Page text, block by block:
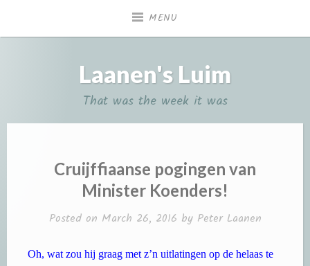
MENU
Laanen's Luim
That was the week it was
Cruijffiaanse pogingen van
Minister Koenders!
Posted on March 26, 2016 by Peter Laanen
Oh, wat zou hij graag met z’n uitlatingen op de helaas te